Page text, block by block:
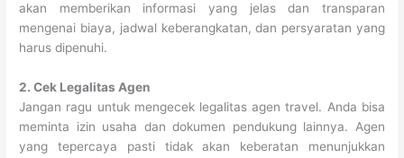
akan memberikan informasi yang jelas dan transparan
mengenai biaya, jadwal keberangkatan, dan persyaratan yang
harus dipenuhi.
2. Cek Legalitas Agen
Jangan ragu untuk mengecek legalitas agen travel. Anda bisa
meminta izin usaha dan dokumen pendukung lainnya. Agen
yang tepercaya pasti tidak akan keberatan menunjukkan